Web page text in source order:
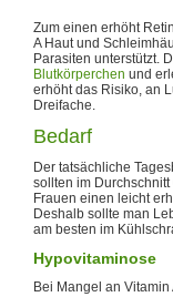
Zum einen erhöht
A Haut und
Parasiten unterstützt.
Blutkörperchen und
erhöht das Risiko, an
Dreifache.
Bedarf
Der tatsächliche
sollten im
Frauen einen leicht
Deshalb sollte man
am besten im
Hypovitaminose
Bei Mangel an